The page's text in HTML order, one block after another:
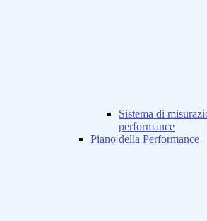
Sistema di
performance
Piano della Performance